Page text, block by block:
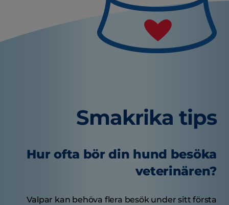
Smakrika tips
Hur ofta bör din hund besöka
veterinären?
Valpar kan behöva flera besök under sitt första